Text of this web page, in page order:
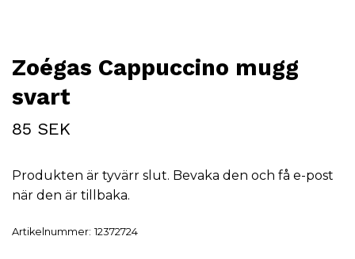
Zoégas Cappuccino mugg
svart
85 SEK
Produkten är tyvärr slut. Bevaka den och få e-post
när den är tillbaka.
Artikelnummer: 12372724